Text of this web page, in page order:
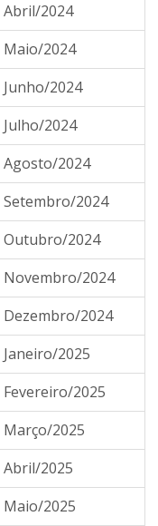
2024
2024
2024
2024
2024
2024
Outubro/2024
Novembro/2024
2024
2025
2025
2025
2025
2025